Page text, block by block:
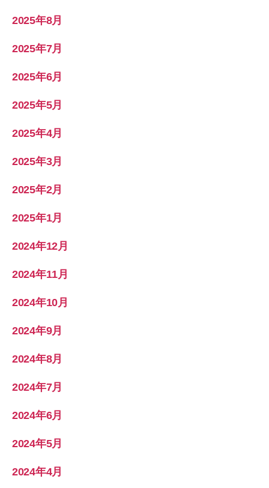
2025年8月
2025年7月
2025年6月
2025年5月
2025年4月
2025年3月
2025年2月
2025年1月
2024年12月
2024年11月
2024年10月
2024年9月
2024年8月
2024年7月
2024年6月
2024年5月
2024年4月